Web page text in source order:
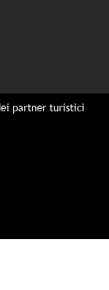
partner turistici